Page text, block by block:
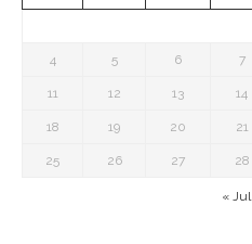
4 5 6 7
11 12 13 14
18 19 20 21
25 26 27 28
« Jul